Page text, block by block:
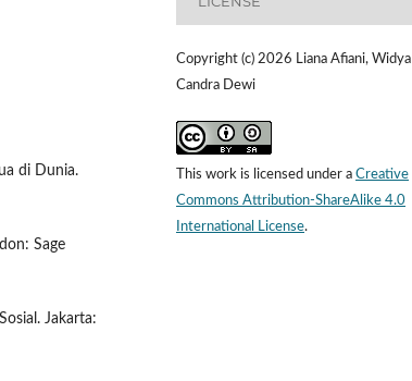
di Dunia.
Sage
Jakarta:
Copyright (c) 2026 Liana Afiani, Widya
Candra Dewi
This work is licensed under a Creative
Commons Attribution-ShareAlike 4.0
International License.